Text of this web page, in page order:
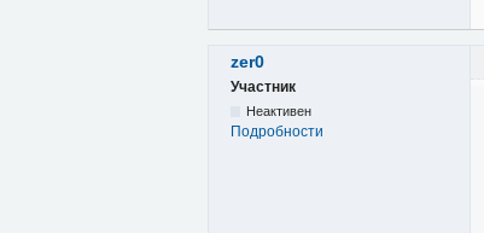
zer0
Участник
Неактивен
Подробности